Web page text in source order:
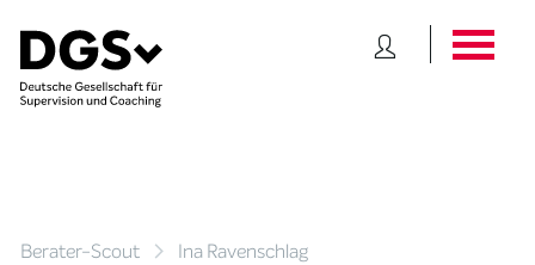
Berater-Scout Ina Ravenschlag